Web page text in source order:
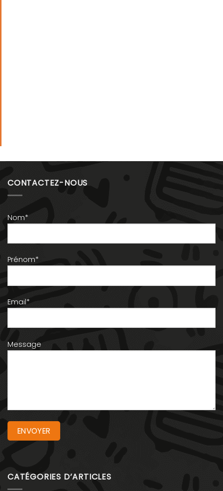
CONTACTEZ-NOUS
Nom*
Prénom*
Email*
Message
CATÉGORIES D’ARTICLES